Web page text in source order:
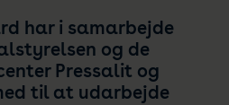
har i samarbejde
og de
Pressalit og
til at udarbejde